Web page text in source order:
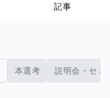
記事
本選考 説明会・セミ